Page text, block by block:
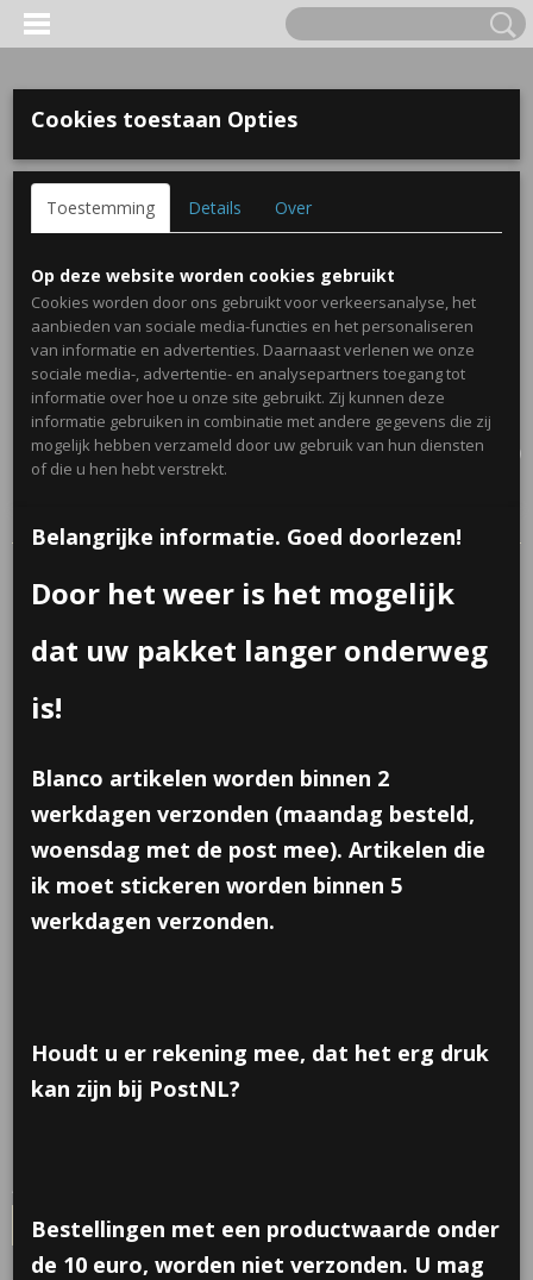
Inloggen Registreren
UW WINKELWAGEN
Geen producten
(0)
Kaartje in vorm van lolly
€ 0,30 per stuk
Aantal
Cookies toestaan Opties
Toestemming Details Over
Op deze website worden cookies gebruikt
Cookies worden door ons gebruikt voor verkeersanalyse, het
aanbieden van sociale media-functies en het personaliseren
van informatie en advertenties. Daarnaast verlenen we onze
sociale media-, advertentie- en analysepartners toegang tot
informatie over hoe u onze site gebruikt. Zij kunnen deze
informatie gebruiken in combinatie met andere gegevens die zij
mogelijk hebben verzameld door uw gebruik van hun diensten
of die u hen hebt verstrekt.
Belangrijke informatie. Goed doorlezen!
Door het weer is het mogelijk
dat uw pakket langer onderweg
is!
Blanco artikelen worden binnen 2
werkdagen verzonden (maandag besteld,
woensdag met de post mee). Artikelen die
ik moet stickeren worden binnen 5
werkdagen verzonden.
Houdt u er rekening mee, dat het erg druk
kan zijn bij PostNL?
Bestellingen met een productwaarde onder
de 10 euro, worden niet verzonden. U mag